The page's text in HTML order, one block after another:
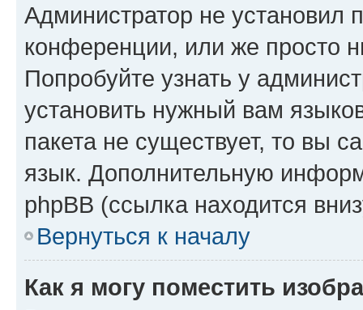
Администратор не установил
конференции, или же просто
Попробуйте узнать у
установить нужный вам
пакета не существует, то вы
язык. Дополнительную
phpBB (ссылка находится
Вернуться к началу
Как я могу поместить